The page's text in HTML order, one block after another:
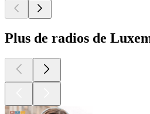
Plus de radios de